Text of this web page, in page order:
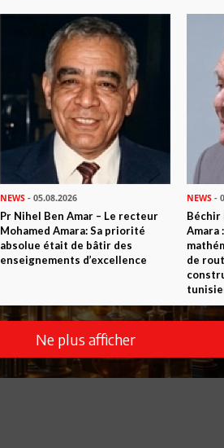
NEWS - 05.08.2026
Pr Nihel Ben Amar – Le recteur
Mohamed Amara: Sa priorité
absolue était de bâtir des
enseignements d’excellence
NEWS-
Béchir
Amara
de
Ne plus afficher